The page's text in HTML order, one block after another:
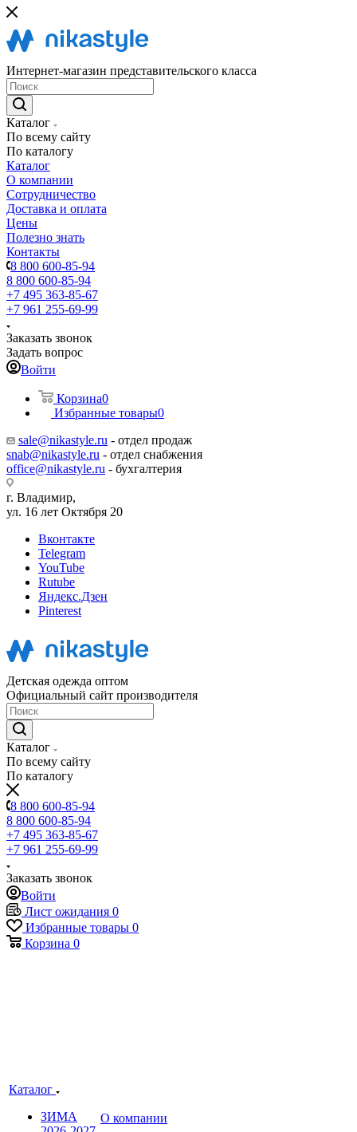
Интернет-магазин представительского класса
Каталог
По всему сайту
По каталогу
Каталог
О компании
Сотрудничество
Доставка и оплата
Цены
Полезно знать
Контакты
8 800 600-85-94
8 800 600-85-94
+7 495 363-85-67
+7 961 255-69-99
Заказать звонок
Задать вопрос
Войти
Корзина0
Избранные товары0
sale@nikastyle.ru - отдел продаж
snab@nikastyle.ru - отдел снабжения
office@nikastyle.ru - бухгалтерия
г. Владимир,
ул. 16 лет Октября 20
Вконтакте
Telegram
YouTube
Rutube
Яндекс.Дзен
Pinterest
Детская одежда оптом
Официальный сайт производителя
Каталог
По всему сайту
По каталогу
8 800 600-85-94
8 800 600-85-94
+7 495 363-85-67
+7 961 255-69-99
Заказать звонок
Войти
Лист ожидания 0
Избранные товары 0
Корзина 0
Каталог
ЗИМА
О компании